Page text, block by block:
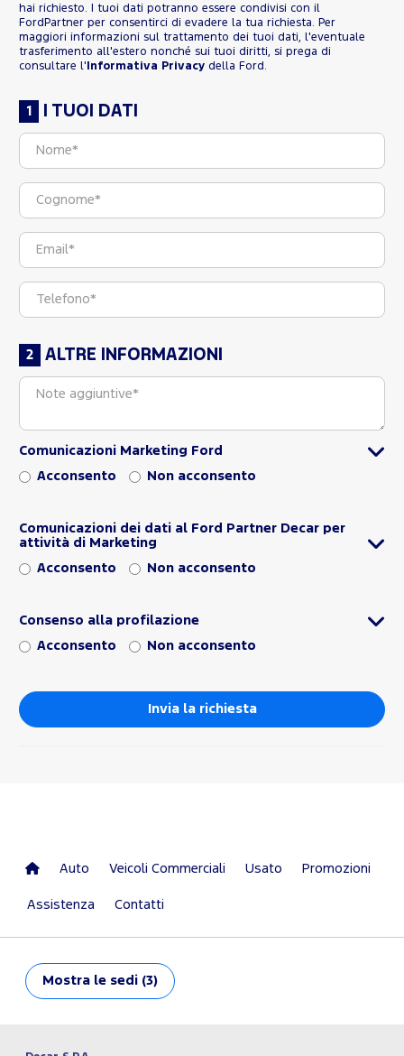
hai richiesto. I tuoi dati potranno essere condivisi con il
FordPartner per consentirci di evadere la tua richiesta. Per
maggiori informazioni sul trattamento dei tuoi dati, l'eventuale
trasferimento all'estero nonché sui tuoi diritti, si prega di
consultare l' Informativa Privacy della Ford.
I TUOI DATI
ALTRE INFORMAZIONI
Comunicazioni Marketing Ford
Acconsento Non acconsento
Comunicazioni dei dati al Ford Partner Decar per
attività di Marketing
Acconsento Non acconsento
Consenso alla profilazione
Acconsento Non acconsento
Auto Veicoli Commerciali Usato Promozioni
Assistenza Contatti
Mostra le sedi (3)